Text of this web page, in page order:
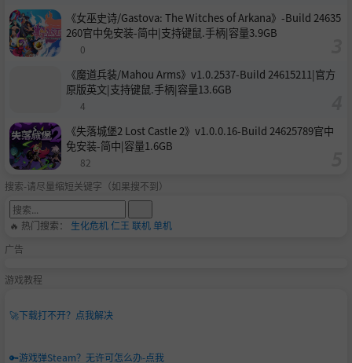
《女巫史诗/Gastova: The Witches of Arkana》-Build 24635
260官中免安装-简中|支持键鼠.手柄|容量3.9GB
0
《魔道兵装/Mahou Arms》v1.0.2537-Build 24615211|官方
原版英文|支持键鼠.手柄|容量13.6GB
4
《失落城堡2 Lost Castle 2》v1.0.0.16-Build 24625789官中
免安装-简中|容量1.6GB
82
搜索-请尽量缩短关键字（如果搜不到）
🔥 热门搜索： 生化危机仁王联机单机
广告
游戏教程
🚀下载打不开？点我解决
🔑游戏弹Steam？无许可怎么办-点我